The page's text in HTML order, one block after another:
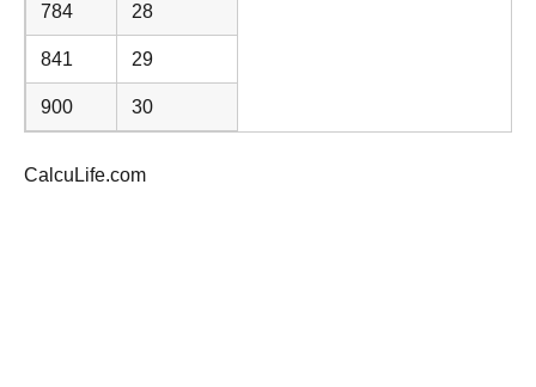
784 28
841 29
900 30
CalcuLife.com